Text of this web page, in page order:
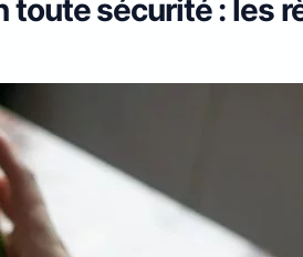
sécurité : les